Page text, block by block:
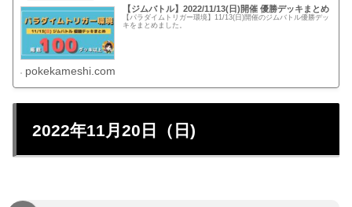
【ジムバトル】2022/11/13(日)開催 優勝デッキまとめ
【パラダイムトリガー環境】11/13(日)開催のジムバトル優勝デッ
キをまとめました。
pokekameshi.com
2022年11月20日（日)